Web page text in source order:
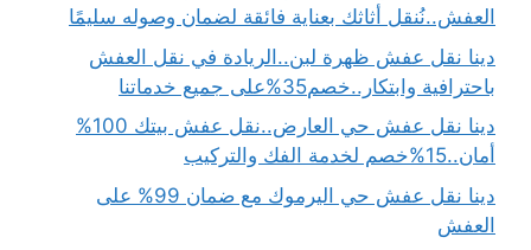
العفش..نُنقل أثاثك بعناية فائقة لضمان وصوله سليمًا
دينا نقل عفش ظهرة لبن..الريادة في نقل العفش
باحترافية وابتكار..خصم35%على جميع خدماتنا
دينا نقل عفش حي العارض..نقل عفش بيتك 100%
أمان..15%خصم لخدمة الفك والتركيب
دينا نقل عفش حي اليرموك مع ضمان 99% على
العفش